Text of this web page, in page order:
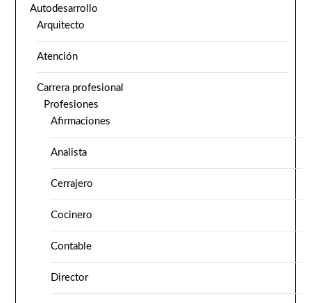
Autodesarrollo
Arquitecto
Atención
Carrera profesional
Profesiones
Afirmaciones
Analista
Cerrajero
Cocinero
Contable
Director